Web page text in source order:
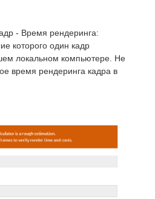
- Время рендеринга:
которого один кадр
локальном компьютере. Не
время рендеринга кадра в